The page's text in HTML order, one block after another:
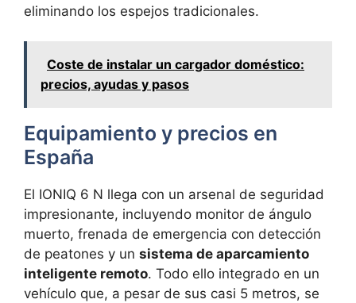
eliminando los espejos tradicionales.
Coste de instalar un cargador doméstico:
precios, ayudas y pasos
Equipamiento y precios en
España
El IONIQ 6 N llega con un arsenal de seguridad
impresionante, incluyendo monitor de ángulo
muerto, frenada de emergencia con detección
de peatones y un sistema de aparcamiento
inteligente remoto. Todo ello integrado en un
vehículo que, a pesar de sus casi 5 metros, se